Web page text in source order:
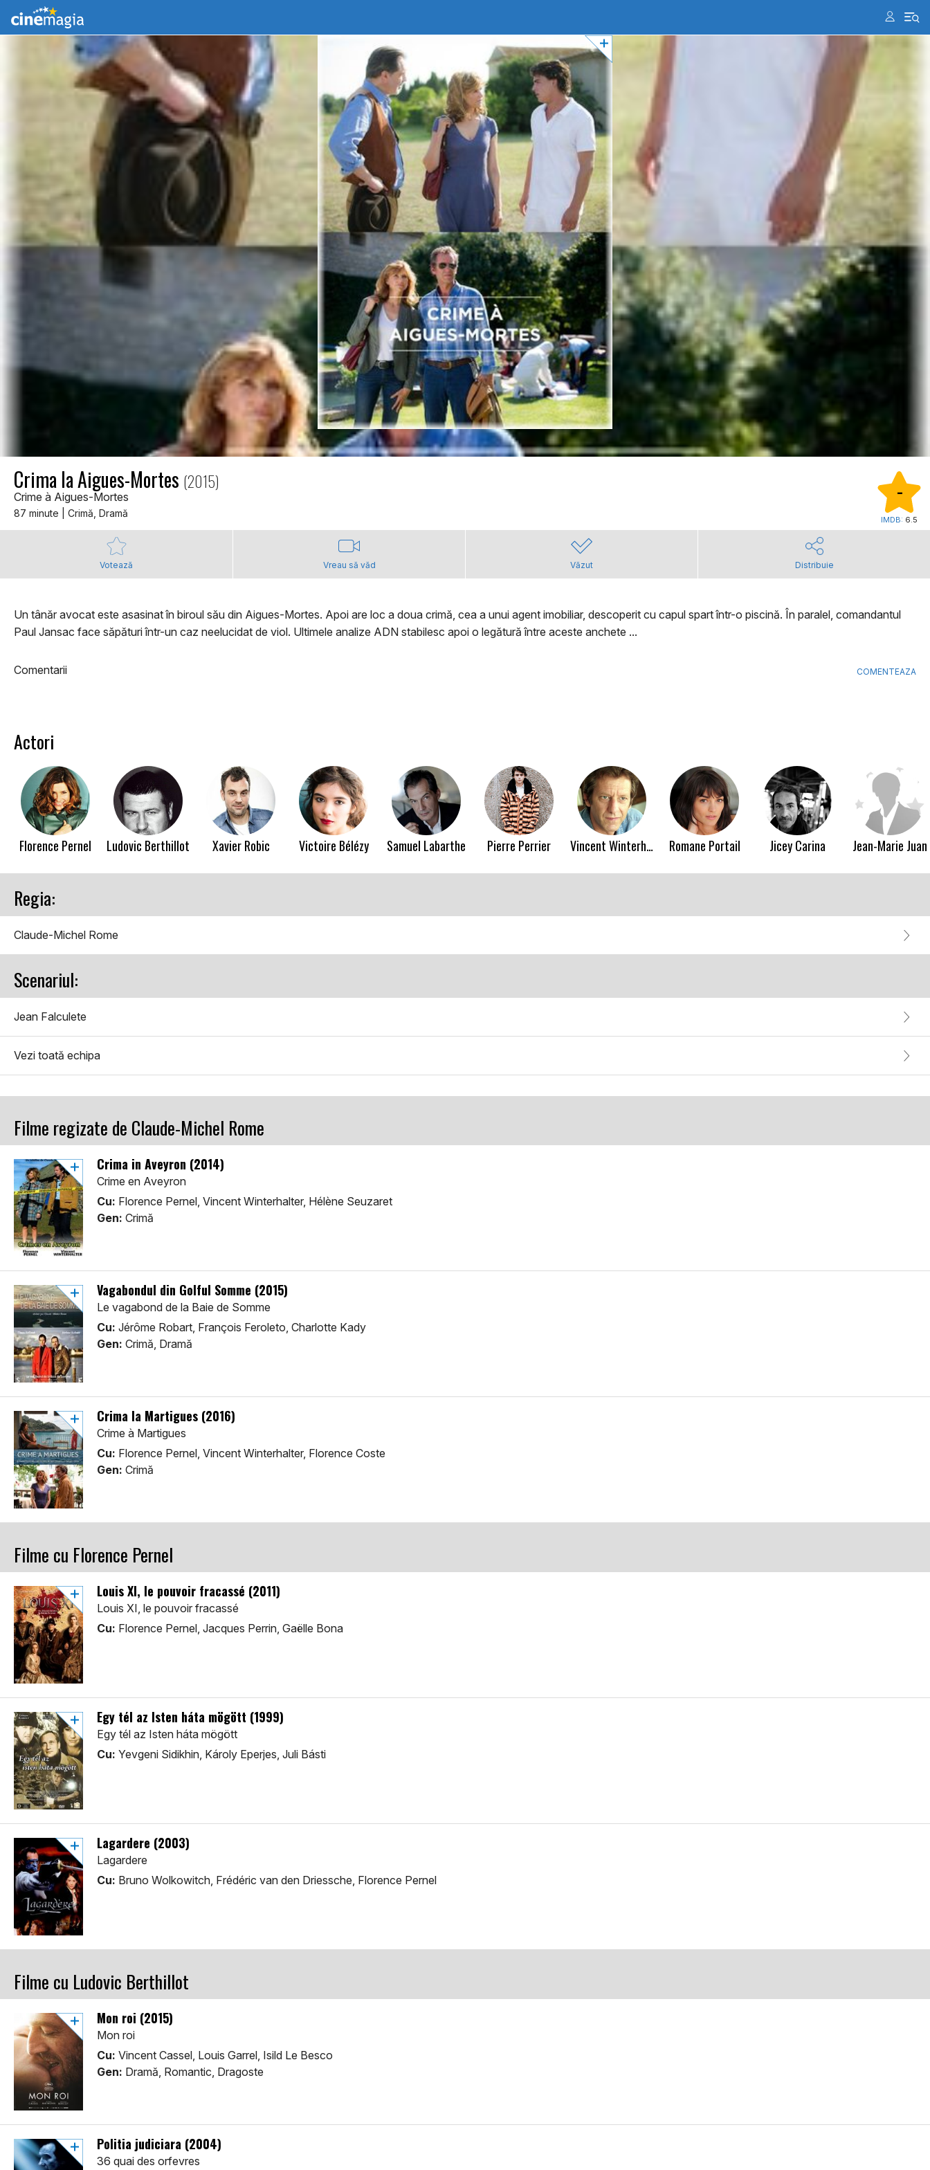
Crima la Aigues-Mortes (2015)
Crime à Aigues-Mortes
87 minute | Crimă, Dramă
-
IMDB: 6.5
Votează Vreau să văd Văzut Distribuie
Un tânăr avocat este asasinat în biroul său din Aigues-Mortes. Apoi are loc a doua crimă, cea a unui agent imobiliar, descoperit cu capul spart într-o piscină. În paralel, comandantul
Paul Jansac face săpături într-un caz neelucidat de viol. Ultimele analize ADN stabilesc apoi o legătură între aceste anchete ...
Comentarii COMENTEAZA
Actori
Florence Pernel Ludovic Berthillot Xavier Robic Victoire Bélézy Samuel Labarthe Pierre Perrier Vincent Winterhalter Romane Portail Jicey Carina Jean-Marie Juan
Regia:
Claude-Michel Rome
Scenariul:
Jean Falculete
Vezi toată echipa
Filme regizate de Claude-Michel Rome
Crima in Aveyron (2014)
Crime en Aveyron
Cu: Florence Pernel, Vincent Winterhalter, Hélène Seuzaret
Gen: Crimă
Vagabondul din Golful Somme (2015)
Le vagabond de la Baie de Somme
Cu: Jérôme Robart, François Feroleto, Charlotte Kady
Gen: Crimă, Dramă
Crima la Martigues (2016)
Crime à Martigues
Cu: Florence Pernel, Vincent Winterhalter, Florence Coste
Gen: Crimă
Filme cu Florence Pernel
Louis XI, le pouvoir fracassé (2011)
Louis XI, le pouvoir fracassé
Cu: Florence Pernel, Jacques Perrin, Gaëlle Bona
Egy tél az Isten háta mögött (1999)
Egy tél az Isten háta mögött
Cu: Yevgeni Sidikhin, Károly Eperjes, Juli Básti
Lagardere (2003)
Lagardere
Cu: Bruno Wolkowitch, Frédéric van den Driessche, Florence Pernel
Filme cu Ludovic Berthillot
Mon roi (2015)
Mon roi
Cu: Vincent Cassel, Louis Garrel, Isild Le Besco
Gen: Dramă, Romantic, Dragoste
Politia judiciara (2004)
36 quai des orfevres